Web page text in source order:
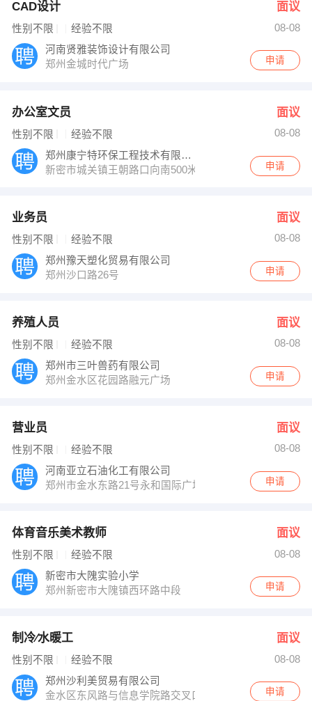
CAD设计 面议
性别不限 经验不限
08-08
河南贤雅装饰设计有限公司
郑州金城时代广场
申请
办公室文员 面议
性别不限 经验不限
08-08
郑州康宁特环保工程技术有限公司
新密市城关镇王朝路口向南500米
申请
业务员 面议
性别不限 经验不限
08-08
郑州豫天塑化贸易有限公司
郑州沙口路26号
申请
养殖人员 面议
性别不限 经验不限
08-08
郑州市三叶兽药有限公司
郑州金水区花园路融元广场
申请
营业员 面议
性别不限 经验不限
08-08
河南亚立石油化工有限公司
郑州市金水东路21号永和国际广场21楼A区
申请
体育音乐美术教师 面议
性别不限 经验不限
08-08
新密市大隗实验小学
郑州新密市大隗镇西环路中段
申请
制冷∕水暖工 面议
性别不限 经验不限
08-08
郑州沙利美贸易有限公司
金水区东风路与信息学院路交叉口才智名座777
申请